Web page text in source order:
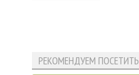
РЕКОМЕНДУЕМ ПОСЕТИТЬ